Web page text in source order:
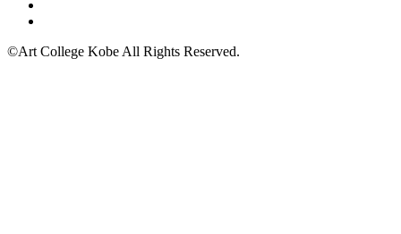
©Art College Kobe All Rights Reserved.